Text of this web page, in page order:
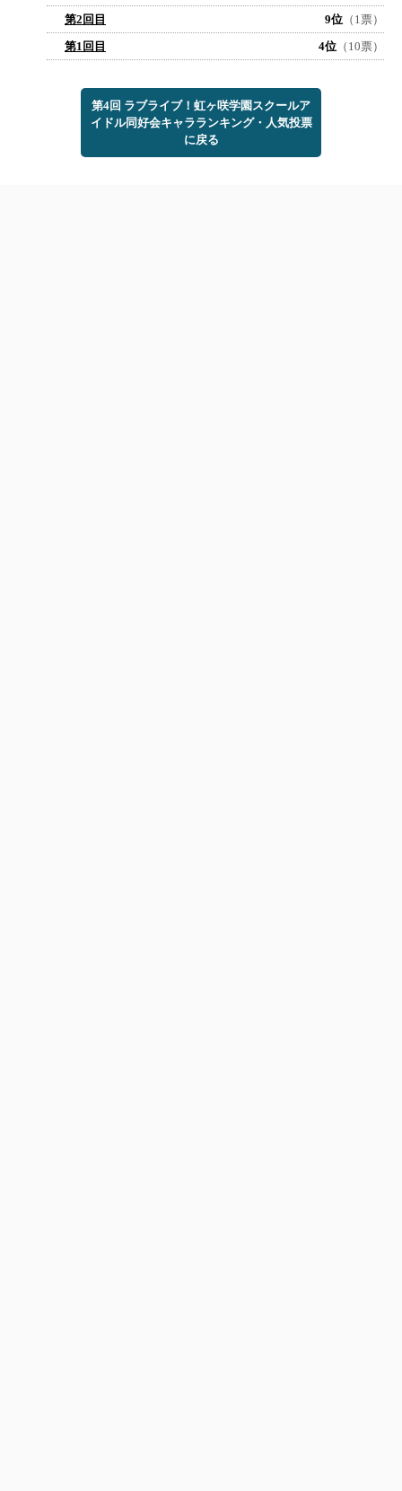
第2回目
9位 （1票）
第1回目
4位 （10票）
第4回 ラブライブ！虹ヶ咲学園スクールア
イドル同好会キャラランキング・人気投票
に戻る